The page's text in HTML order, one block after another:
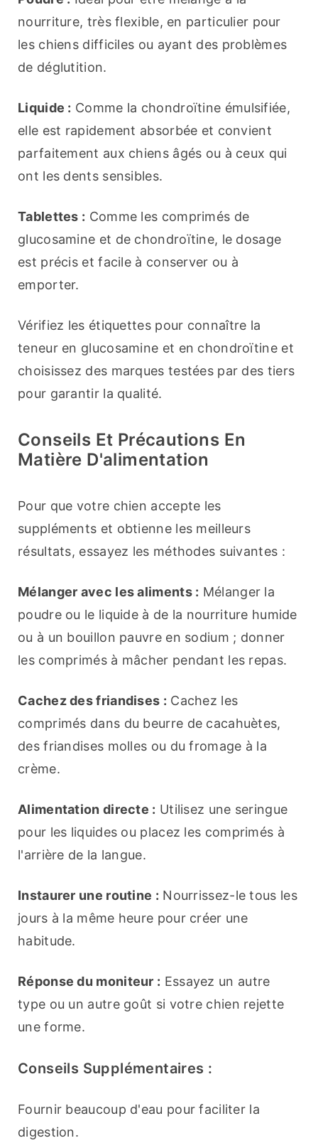
nourriture, très flexible, en particulier pour
les chiens difficiles ou ayant des problèmes
de déglutition.
Liquide : Comme la chondroïtine émulsifiée,
elle est rapidement absorbée et convient
parfaitement aux chiens âgés ou à ceux qui
ont les dents sensibles.
Tablettes : Comme les comprimés de
glucosamine et de chondroïtine, le dosage
est précis et facile à conserver ou à
emporter.
Vérifiez les étiquettes pour connaître la
teneur en glucosamine et en chondroïtine et
choisissez des marques testées par des tiers
pour garantir la qualité.
Conseils Et Précautions En
Matière D'alimentation
Pour que votre chien accepte les
suppléments et obtienne les meilleurs
résultats, essayez les méthodes suivantes :
Mélanger avec les aliments : Mélanger la
poudre ou le liquide à de la nourriture humide
ou à un bouillon pauvre en sodium ; donner
les comprimés à mâcher pendant les repas.
Cachez des friandises : Cachez les
comprimés dans du beurre de cacahuètes,
des friandises molles ou du fromage à la
crème.
Alimentation directe : Utilisez une seringue
pour les liquides ou placez les comprimés à
l'arrière de la langue.
Instaurer une routine : Nourrissez-le tous les
jours à la même heure pour créer une
habitude.
Réponse du moniteur : Essayez un autre
type ou un autre goût si votre chien rejette
une forme.
Conseils Supplémentaires :
Fournir beaucoup d'eau pour faciliter la
digestion.